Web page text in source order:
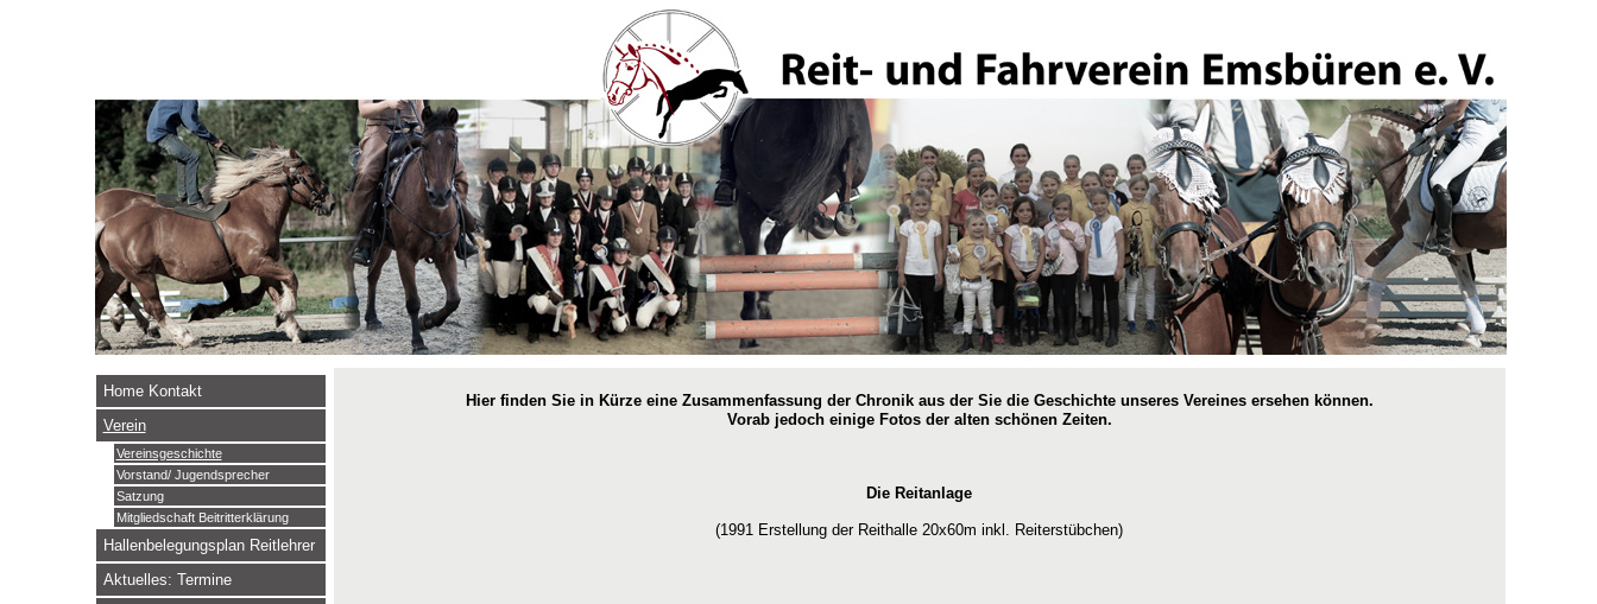
Home Kontakt
Verein
Vereinsgeschichte
Vorstand/ Jugendsprecher
Satzung
Mitgliedschaft Beitritterklärung
Hallenbelegungsplan Reitlehrer
Aktuelles: Termine
Hier finden Sie in Kürze eine Zusammenfassung der Chronik aus der Sie die Geschichte unseres Vereines ersehen können.
Vorab jedoch einige Fotos der alten schönen Zeiten.
Die Reitanlage
(1991 Erstellung der Reithalle 20x60m inkl. Reiterstübchen)